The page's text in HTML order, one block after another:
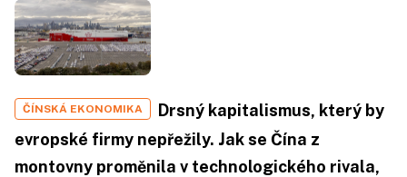
ČÍNSKÁ EKONOMIKA
Drsný kapitalismus, který by
evropské firmy nepřežily. Jak se Čína z
montovny proměnila v technologického rivala,